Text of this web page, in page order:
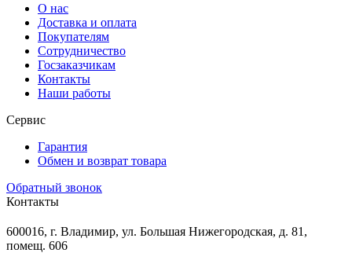
О нас
Доставка и оплата
Покупателям
Сотрудничество
Госзаказчикам
Контакты
Наши работы
Сервис
Гарантия
Обмен и возврат товара
Обратный звонок
Контакты
600016, г. Владимир, ул. Большая Нижегородская, д. 81,
помещ. 606